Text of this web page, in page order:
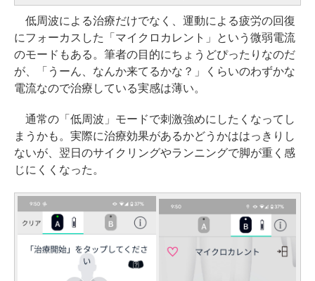
低周波による治療だけでなく、運動による疲労の回復
にフォーカスした「マイクロカレント」という微弱電流
のモードもある。筆者の目的にちょうどぴったりなのだ
が、「うーん、なんか来てるかな？」くらいのわずかな
電流なので治療している実感は薄い。
通常の「低周波」モードで刺激強めにしたくなってし
まうかも。実際に治療効果があるかどうかははっきりし
ないが、翌日のサイクリングやランニングで脚が重く感
じにくくなった。